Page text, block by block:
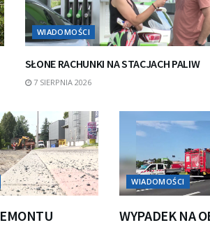
WIADOMOŚCI
SŁONE RACHUNKI NA STACJACH PALIW
7 SIERPNIA 2026
WIADOMOŚCI
WYPADEK NA